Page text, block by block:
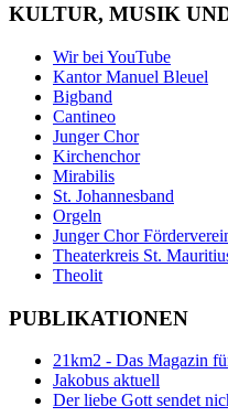
KULTUR, MUSIK
Wir bei YouTube
Kantor Manuel Bleuel
Bigband
Cantineo
Junger Chor
Kirchenchor
Mirabilis
St. Johannesband
Orgeln
Junger Chor
Theaterkreis St.
Theolit
PUBLIKATIONEN
21km2 - Das Magazin
Jakobus aktuell
Der liebe Gott sendet